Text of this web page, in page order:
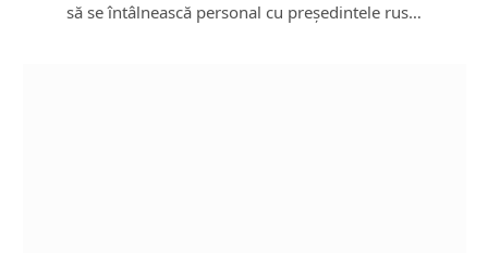
să se întâlnească personal cu președintele rus…